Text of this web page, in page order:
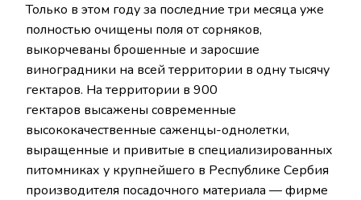
Только в этом году за последние три месяца уже
полностью очищены поля от сорняков,
выкорчеваны брошенные и заросшие
виноградники на всей территории в одну тысячу
гектаров. На территории в 900
гектаров высажены современные
высококачественные саженцы-однолетки,
выращенные и привитые в специализированных
питомниках у крупнейшего в Республике Сербия
производителя посадочного материала — фирме